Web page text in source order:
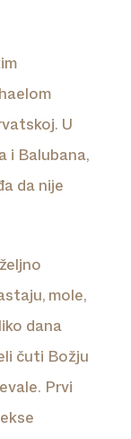
U
i Balubana,
da nije
mole,
dana
čuti Božju
Prvi